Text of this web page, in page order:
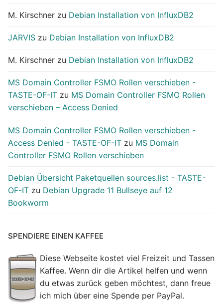
M. Kirschner zu Debian Installation von InfluxDB2
JARVIS zu Debian Installation von InfluxDB2
M. Kirschner zu Debian Installation von InfluxDB2
MS Domain Controller FSMO Rollen verschieben -
TASTE-OF-IT zu MS Domain Controller FSMO Rollen
verschieben – Access Denied
MS Domain Controller FSMO Rollen verschieben -
Access Denied - TASTE-OF-IT zu MS Domain
Controller FSMO Rollen verschieben
Debian Übersicht Paketquellen sources.list - TASTE-
OF-IT zu Debian Upgrade 11 Bullseye auf 12
Bookworm
SPENDIERE EINEN KAFFEE
Diese Webseite kostet viel Freizeit und Tassen
Kaffee. Wenn dir die Artikel helfen und wenn
du etwas zurück geben möchtest, dann freue
ich mich über eine Spende per PayPal.